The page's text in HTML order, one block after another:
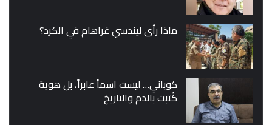
ماذا رأى ليندسي غراهام في الكرد؟
كوباني… ليست اسماً عابراً، بل هوية
كُتبت بالدم والتاريخ